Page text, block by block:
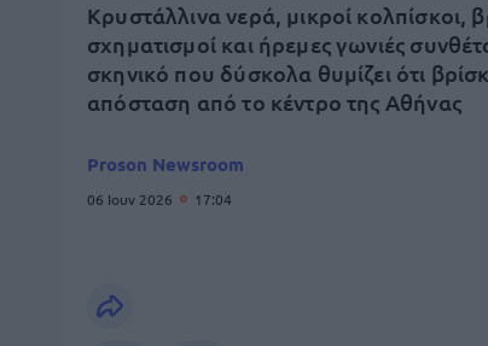
Κρυστάλλινα νερά, μικροί κολπίσκοι,
σχηματισμοί και ήρεμες γωνιές
σκηνικό που δύσκολα θυμίζει ότι
απόσταση από το κέντρο της Αθήνας
Proson Newsroom
06 Ιουν 2026 17:04